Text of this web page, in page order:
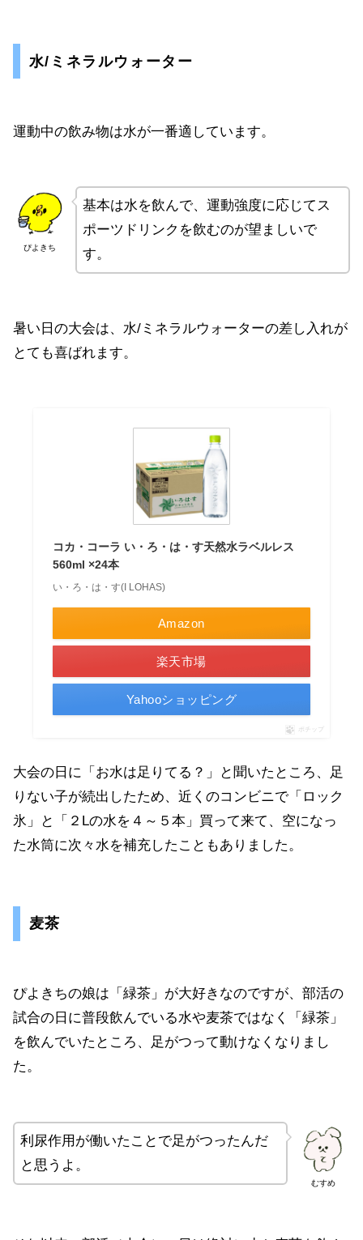
水/ミネラルウォーター
運動中の飲み物は水が一番適しています。
ぴよきち
基本は水を飲んで、運動強度に応じてス
ポーツドリンクを飲むのが望ましいで
す。
暑い日の大会は、水/ミネラルウォーターの差し入れが
とても喜ばれます。
コカ・コーラ い・ろ・は・す天然水ラベルレス
560ml ×24本
い・ろ・は・す(I LOHAS)
Amazon
楽天市場
Yahooショッピング
ポチップ
大会の日に「お水は足りてる？」と聞いたところ、足
りない子が続出したため、近くのコンビニで「ロック
氷」と「２Lの水を４～５本」買って来て、空になっ
た水筒に次々水を補充したこともありました。
麦茶
ぴよきちの娘は「緑茶」が大好きなのですが、部活の
試合の日に普段飲んでいる水や麦茶ではなく「緑茶」
を飲んでいたところ、足がつって動けなくなりまし
た。
むすめ
利尿作用が働いたことで足がつったんだ
と思うよ。